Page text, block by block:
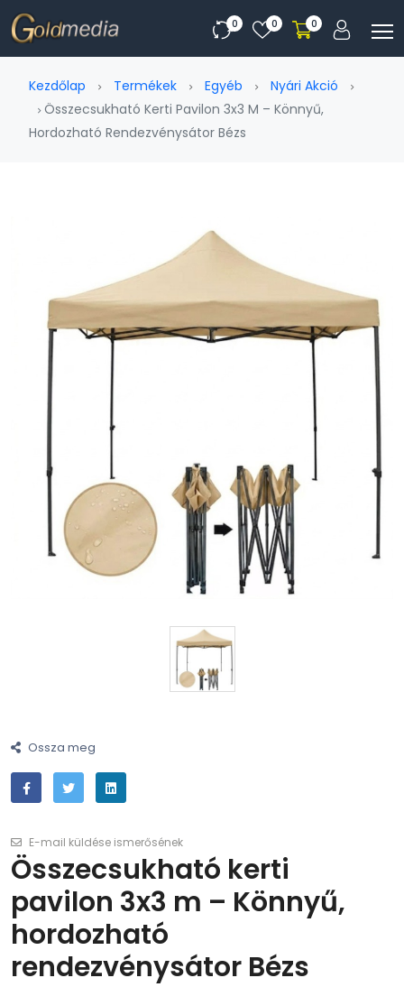
0 0 0
Kezdőlap Termékek Egyéb
Nyári Akció
Összecsukható Kerti Pavilon 3x3 M – Könnyű,
Hordozható Rendezvénysátor Bézs
Ossza meg
E-mail küldése ismerősének
Összecsukható kerti
pavilon 3x3 m – Könnyű,
hordozható
rendezvénysátor Bézs